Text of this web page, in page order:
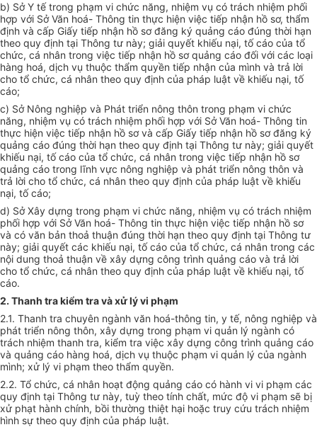
b) Sở Y tế trong phạm vi chức năng, nhiệm vụ có trách nhiệm phối
hợp với Sở Văn hoá- Thông tin thực hiện việc tiếp nhận hồ sơ, thẩm
định và cấp Giấy tiếp nhận hồ sơ đăng ký quảng cáo đúng thời hạn
theo quy định tại Thông tư này; giải quyết khiếu nại, tố cáo của tổ
chức, cá nhân trong việc tiếp nhận hồ sơ quảng cáo đối với các loại
hàng hoá, dịch vụ thuộc thẩm quyền tiếp nhận của mình và trả lời
cho tổ chức, cá nhân theo quy định của pháp luật về khiếu nại, tố
cáo;
c) Sở Nông nghiệp và Phát triển nông thôn trong phạm vi chức
năng, nhiệm vụ có trách nhiệm phối hợp với Sở Văn hoá- Thông tin
thực hiện việc tiếp nhận hồ sơ và cấp Giấy tiếp nhận hồ sơ đăng ký
quảng cáo đúng thời hạn theo quy định tại Thông tư này; giải quyết
khiếu nại, tố cáo của tổ chức, cá nhân trong việc tiếp nhận hồ sơ
quảng cáo trong lĩnh vực nông nghiệp và phát triển nông thôn và
trả lời cho tổ chức, cá nhân theo quy định của pháp luật về khiếu
nại, tố cáo;
d) Sở Xây dựng trong phạm vi chức năng, nhiệm vụ có trách nhiệm
phối hợp với Sở Văn hoá- Thông tin thực hiện việc tiếp nhận hồ sơ
và có văn bản thoả thuận đúng thời hạn theo quy định tại Thông tư
này; giải quyết các khiếu nại, tố cáo của tổ chức, cá nhân trong các
nội dung thoả thuận về xây dựng công trình quảng cáo và trả lời
cho tổ chức, cá nhân theo quy định của pháp luật về khiếu nại, tố
cáo.
2. Thanh tra kiểm tra và xử lý vi phạm
2.1. Thanh tra chuyên ngành văn hoá-thông tin, y tế, nông nghiệp và
phát triển nông thôn, xây dựng trong phạm vi quản lý ngành có
trách nhiệm thanh tra, kiểm tra việc xây dựng công trình quảng cáo
và quảng cáo hàng hoá, dịch vụ thuộc phạm vi quản lý của ngành
mình; xử lý vi phạm theo thẩm quyền.
2.2. Tổ chức, cá nhân hoạt động quảng cáo có hành vi vi phạm các
quy định tại Thông tư này, tuỳ theo tính chất, mức độ vi phạm sẽ bị
xử phạt hành chính, bồi thường thiệt hại hoặc truy cứu trách nhiệm
hình sự theo quy định của pháp luật.